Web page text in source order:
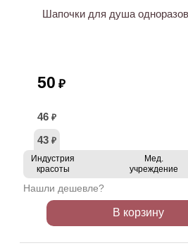
Шапочки для душа
50 ₽
46 ₽
43 ₽
Индустрия
красоты
Мед.
учреждение
Нашли дешевле?
В корзину